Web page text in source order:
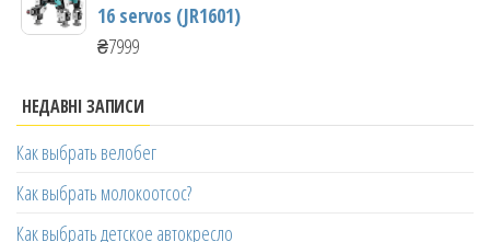
16 servos (JR1601)
₴7999
НЕДАВНІ ЗАПИСИ
Как выбрать велобег
Как выбрать молокоотсос?
Как выбрать детское автокресло